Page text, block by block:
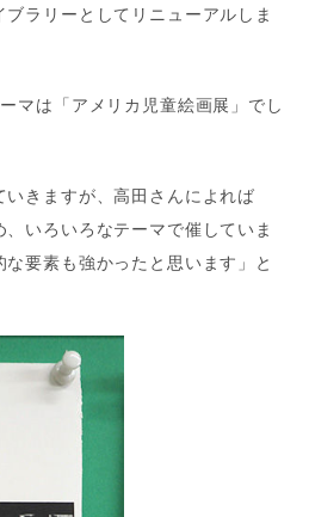
ラリーとしてリニューアルしま
マは「アメリカ児童絵画展」でし
きますが、高田さんによれば
いろいろなテーマで催していま
要素も強かったと思います」と